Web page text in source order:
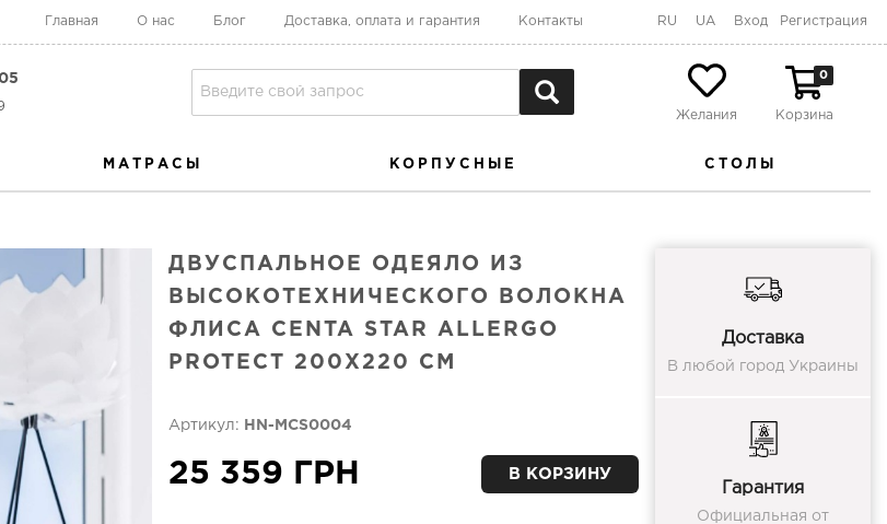
Главная О нас Блог Доставка, оплата и гарантия Контакты RU UA Вход Регистрация
Желания
0
Корзина
МАТРАСЫ КОРПУСНЫЕ СТОЛЫ
ДВУСПАЛЬНОЕ ОДЕЯЛО ИЗ
ВЫСОКОТЕХНИЧЕСКОГО ВОЛОКНА
ФЛИСА CENTA STAR ALLERGO
PROTECT 200X220 СМ
Артикул: HN-MCS0004
25 359 ГРН В КОРЗИНУ
Доставка
В любой город Украины
Гарантия
Официальная от